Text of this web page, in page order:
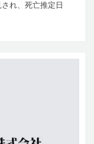
れ、死亡推定日